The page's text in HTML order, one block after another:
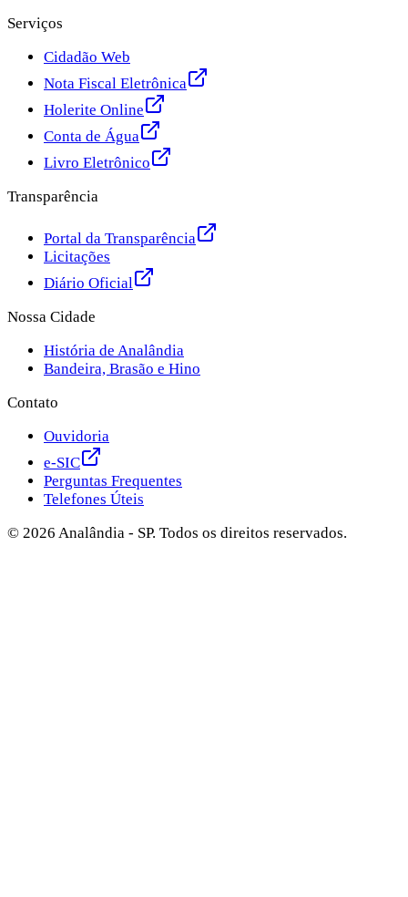
Serviços
Cidadão Web
Nota Fiscal Eletrônica
Holerite Online
Conta de Água
Livro Eletrônico
Transparência
Portal da Transparência
Licitações
Diário Oficial
Nossa Cidade
História de Analândia
Bandeira, Brasão e Hino
Contato
Ouvidoria
e-SIC
Perguntas Frequentes
Telefones Úteis
© 2026 Analândia - SP. Todos os direitos reservados.